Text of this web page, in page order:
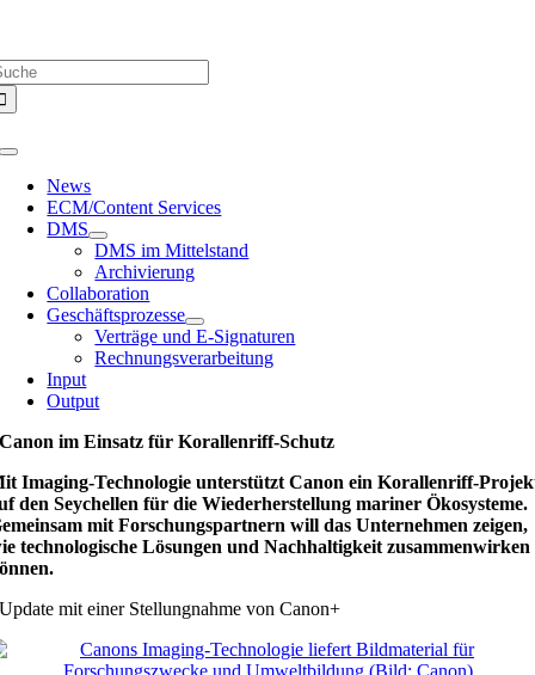
springen
Toggle
Navigation
News
ECM/Content Services
DMS
DMS im Mittelstand
Archivierung
Collaboration
Geschäftsprozesse
Verträge und E-Signaturen
Rechnungsverarbeitung
Input
Output
Canon im Einsatz für Korallenriff-Schutz
Imaging-Technologie unterstützt Canon ein Korallenriff-
den Seychellen für die Wiederherstellung mariner Ökosysteme.
mit Forschungspartnern will das Unternehmen zeigen,
technologische Lösungen und Nachhaltigkeit zusammenwirken
mit einer Stellungnahme von Canon+